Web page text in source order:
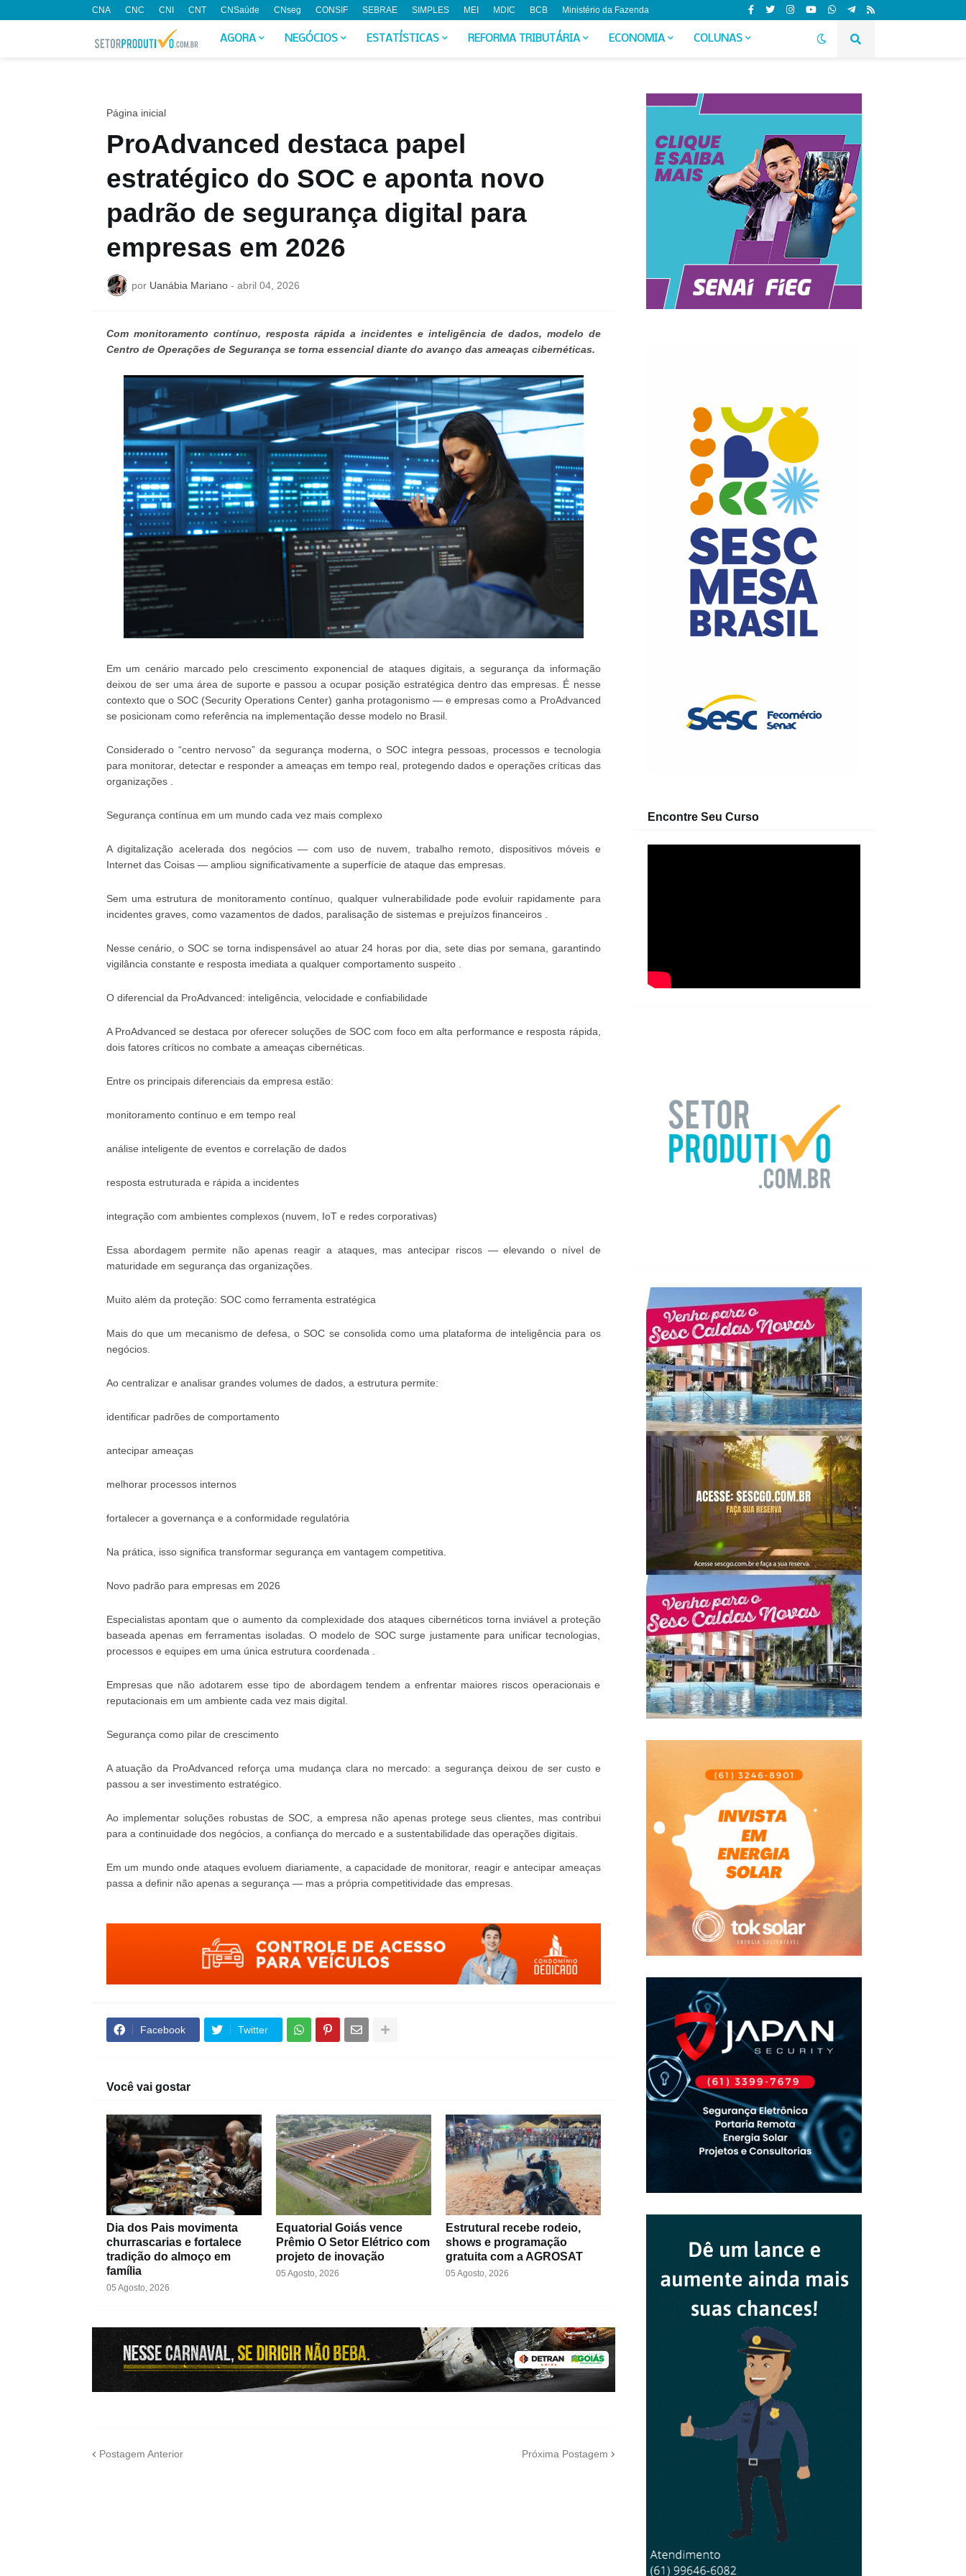
CNA CNC CNI CNT CNSaúde CNseg CONSIF SEBRAE SIMPLES MEI MDIC BCB Ministério da Fazenda
AGORA NEGÓCIOS ESTATÍSTICAS REFORMA TRIBUTÁRIA ECONOMIA COLUNAS
Página inicial
ProAdvanced destaca papel
estratégico do SOC e aponta novo
padrão de segurança digital para
empresas em 2026
por Uanábia Mariano - abril 04, 2026
Com monitoramento contínuo, resposta rápida a incidentes e inteligência de dados, modelo de
Centro de Operações de Segurança se torna essencial diante do avanço das ameaças cibernéticas.
Em um cenário marcado pelo crescimento exponencial de ataques digitais, a segurança da informação
deixou de ser uma área de suporte e passou a ocupar posição estratégica dentro das empresas. É nesse
contexto que o SOC (Security Operations Center) ganha protagonismo — e empresas como a ProAdvanced
se posicionam como referência na implementação desse modelo no Brasil.
Considerado o “centro nervoso” da segurança moderna, o SOC integra pessoas, processos e tecnologia
para monitorar, detectar e responder a ameaças em tempo real, protegendo dados e operações críticas das
organizações .
Segurança contínua em um mundo cada vez mais complexo
A digitalização acelerada dos negócios — com uso de nuvem, trabalho remoto, dispositivos móveis e
Internet das Coisas — ampliou significativamente a superfície de ataque das empresas.
Sem uma estrutura de monitoramento contínuo, qualquer vulnerabilidade pode evoluir rapidamente para
incidentes graves, como vazamentos de dados, paralisação de sistemas e prejuízos financeiros .
Nesse cenário, o SOC se torna indispensável ao atuar 24 horas por dia, sete dias por semana, garantindo
vigilância constante e resposta imediata a qualquer comportamento suspeito .
O diferencial da ProAdvanced: inteligência, velocidade e confiabilidade
A ProAdvanced se destaca por oferecer soluções de SOC com foco em alta performance e resposta rápida,
dois fatores críticos no combate a ameaças cibernéticas.
Entre os principais diferenciais da empresa estão:
monitoramento contínuo e em tempo real
análise inteligente de eventos e correlação de dados
resposta estruturada e rápida a incidentes
integração com ambientes complexos (nuvem, IoT e redes corporativas)
Essa abordagem permite não apenas reagir a ataques, mas antecipar riscos — elevando o nível de
maturidade em segurança das organizações.
Muito além da proteção: SOC como ferramenta estratégica
Mais do que um mecanismo de defesa, o SOC se consolida como uma plataforma de inteligência para os
negócios.
Ao centralizar e analisar grandes volumes de dados, a estrutura permite:
identificar padrões de comportamento
antecipar ameaças
melhorar processos internos
fortalecer a governança e a conformidade regulatória
Na prática, isso significa transformar segurança em vantagem competitiva.
Novo padrão para empresas em 2026
Especialistas apontam que o aumento da complexidade dos ataques cibernéticos torna inviável a proteção
baseada apenas em ferramentas isoladas. O modelo de SOC surge justamente para unificar tecnologias,
processos e equipes em uma única estrutura coordenada .
Empresas que não adotarem esse tipo de abordagem tendem a enfrentar maiores riscos operacionais e
reputacionais em um ambiente cada vez mais digital.
Segurança como pilar de crescimento
A atuação da ProAdvanced reforça uma mudança clara no mercado: a segurança deixou de ser custo e
passou a ser investimento estratégico.
Ao implementar soluções robustas de SOC, a empresa não apenas protege seus clientes, mas contribui
para a continuidade dos negócios, a confiança do mercado e a sustentabilidade das operações digitais.
Em um mundo onde ataques evoluem diariamente, a capacidade de monitorar, reagir e antecipar ameaças
passa a definir não apenas a segurança — mas a própria competitividade das empresas.
Facebook Twitter
Você vai gostar
Dia dos Pais movimenta
churrascarias e fortalece
tradição do almoço em
família
05 Agosto, 2026
Equatorial Goiás vence
Prêmio O Setor Elétrico com
projeto de inovação
05 Agosto, 2026
Estrutural recebe rodeio,
shows e programação
gratuita com a AGROSAT
05 Agosto, 2026
Postagem Anterior Próxima Postagem
Encontre Seu Curso